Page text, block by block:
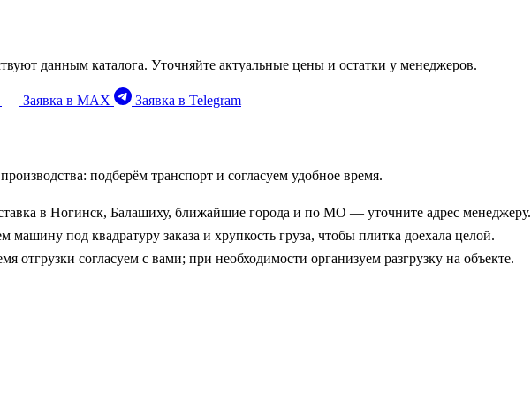
данным каталога. Уточняйте актуальные цены и остатки у менеджеров.
Заявка в MAX Заявка в Telegram
подберём транспорт и согласуем удобное время.
в Ногинск, Балашиху, ближайшие города и по МО — уточните адрес менеджеру.
машину под квадратуру заказа и хрупкость груза, чтобы плитка доехала целой.
отгрузки согласуем с вами; при необходимости организуем разгрузку на объекте.